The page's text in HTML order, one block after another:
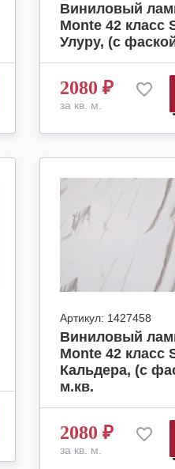
Виниловый
Monte 42 класс
Улуру, (с
2080 ₽
за кв. м.
Артикул: 1427458
Виниловый
Monte 42 класс
Кальдера, (с
м.кв.
2080 ₽
за кв. м.